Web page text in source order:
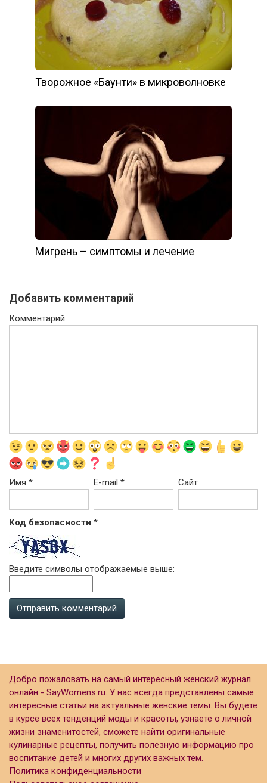
Творожное «Баунти» в микроволновке
Мигрень – симптомы и лечение
Добавить комментарий
Комментарий
Имя * E-mail* Сайт
Код безопасности *
Введите символы отображаемые выше:
Добро пожаловать на самый интересный женский журнал
онлайн - SayWomens.ru. У нас всегда представлены самые
интересные статьи на актуальные женские темы. Вы будете
в курсе всех тенденций моды и красоты, узнаете о личной
жизни знаменитостей, сможете найти оригинальные
кулинарные рецепты, получить полезную информацию про
воспитание детей и многих других важных тем.
Политика конфиденциальности